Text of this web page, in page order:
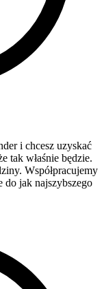
i chcesz uzyskać
tak właśnie będzie.
Współpracujemy
do jak najszybszego